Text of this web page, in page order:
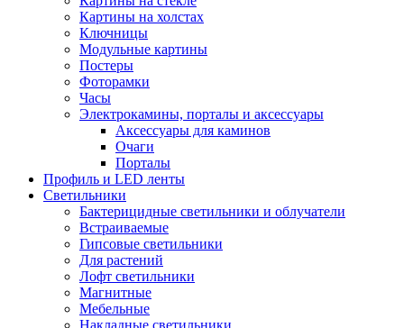
Картины на холстах
Ключницы
Модульные картины
Постеры
Фоторамки
Часы
Электрокамины, порталы и аксессуары
Аксессуары для каминов
Очаги
Порталы
Профиль и LED ленты
Светильники
Бактерицидные светильники и облучатели
Встраиваемые
Гипсовые светильники
Для растений
Лофт светильники
Магнитные
Мебельные
Накладные светильники